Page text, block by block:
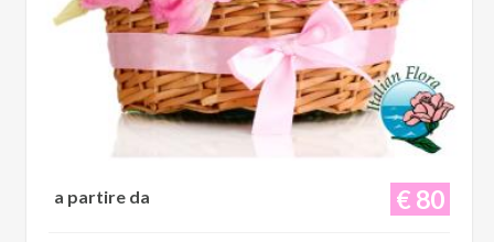
€ 80
a partire da